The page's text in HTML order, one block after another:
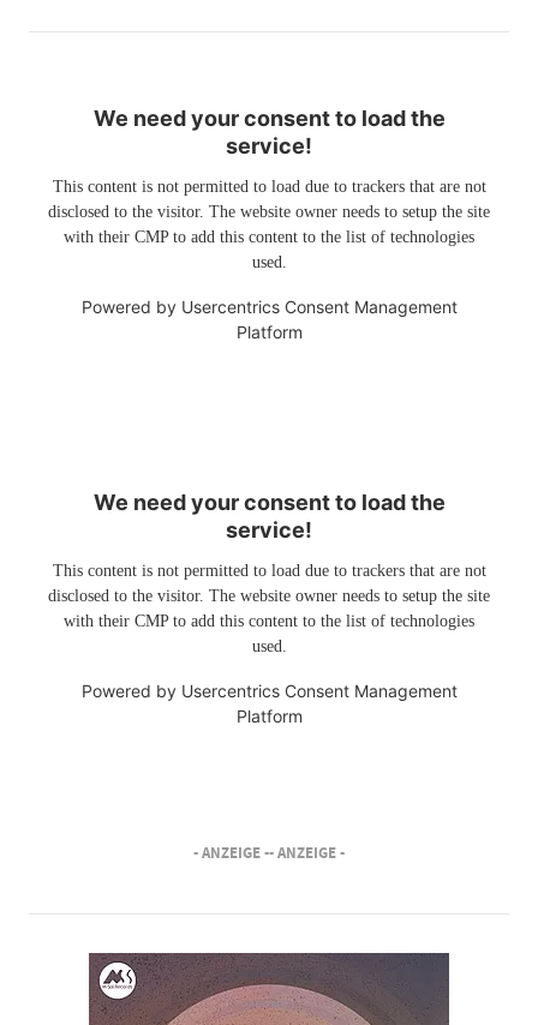
We need your consent to load the
service!
This content is not permitted to load due to trackers that are not
disclosed to the visitor. The website owner needs to setup the site
with their CMP to add this content to the list of technologies
used.
Powered by Usercentrics Consent Management
Platform
We need your consent to load the
service!
This content is not permitted to load due to trackers that are not
disclosed to the visitor. The website owner needs to setup the site
with their CMP to add this content to the list of technologies
used.
Powered by Usercentrics Consent Management
Platform
- ANZEIGE -- ANZEIGE -